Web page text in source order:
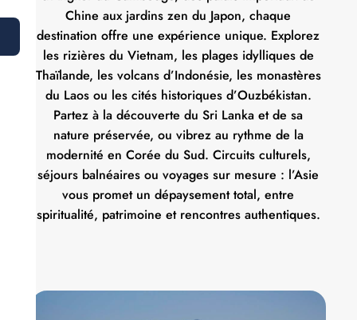
Chine aux jardins zen du Japon, chaque
destination offre une expérience unique. Explorez
les rizières du Vietnam, les plages idylliques de
Thaïlande, les volcans d’Indonésie, les monastères
du Laos ou les cités historiques d’Ouzbékistan.
Partez à la découverte du Sri Lanka et de sa
nature préservée, ou vibrez au rythme de la
modernité en Corée du Sud. Circuits culturels,
séjours balnéaires ou voyages sur mesure : l’Asie
vous promet un dépaysement total, entre
spiritualité, patrimoine et rencontres authentiques.